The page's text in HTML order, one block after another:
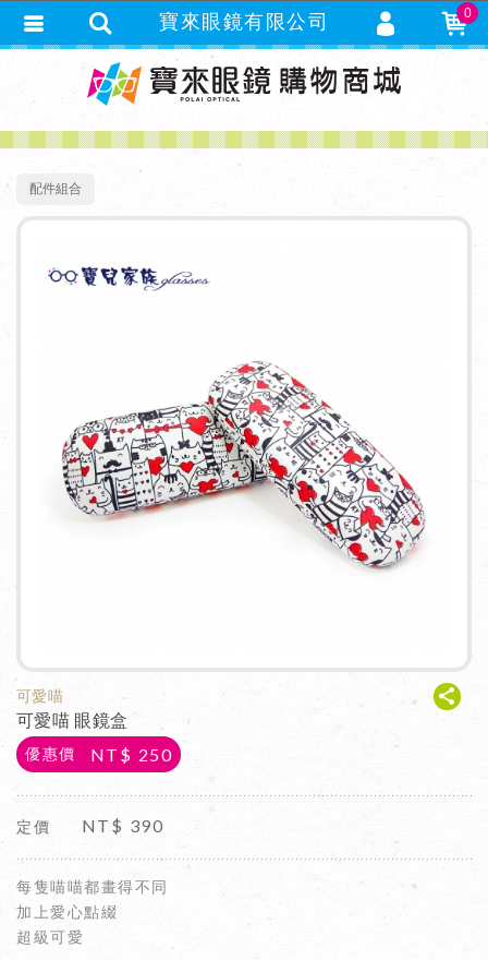
配件組合
可愛喵
可愛喵 眼鏡盒
優惠價 NT$ 250
定價 NT$ 390
每隻喵喵都畫得不同
加上愛心點綴
超級可愛
寶來眼鏡有限公司 0
會員登入
會員註冊
忘記密碼
繁體中文